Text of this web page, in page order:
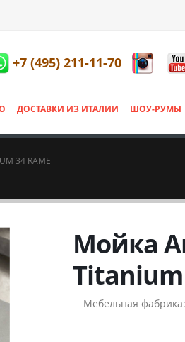
+7 (495) 211-11-70
ДОСТАВКИ ИЗ ИТАЛИИ ШОУ-РУМЫ
34 RAME
Мойка
Мебельная фабрика: